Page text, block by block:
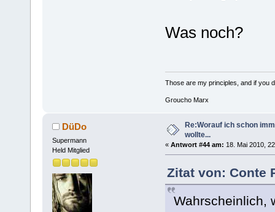
Was noch?
Those are my principles, and if you
Groucho Marx
DüDo
Supermann
Held Mitglied
Re:Worauf ich schon
wollte...
« Antwort #44 am: 18. Mai 2010,
Zitat von: Conte
Wahrscheinlich,